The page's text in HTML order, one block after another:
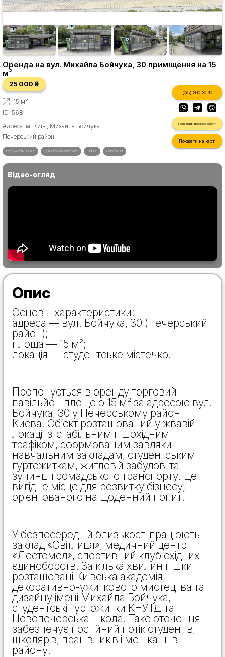
Оренда на вул. Михайла Бойчука, 30 приміщення на 15
м²
25 000 ₴
15 м²
ID: 568
Адреса: м. Київ , Михайла Бойчука
Печерський район
(067) 200-30-90
Повідомити про схожі об'єкти
Показати на карті
Потужність: 10 кВт Зупинковий комплекс 1 кімн. Поверх 1/1
Відео-огляд
Опис
Основні характеристики:
адреса — вул. Бойчука, 30 (Печерський
район);
площа — 15 м²;
локація — студентське містечко.
Пропонується в оренду торговий
павільйон площею 15 м² за адресою вул.
Бойчука, 30 у Печерському районі
Києва. Об’єкт розташований у жвавій
локації зі стабільним пішохідним
трафіком, сформованим завдяки
навчальним закладам, студентським
гуртожиткам, житловій забудові та
зупинці громадського транспорту. Це
вигідне місце для розвитку бізнесу,
орієнтованого на щоденний попит.
У безпосередній близькості працюють
заклад «Світлиця», медичний центр
«Достомед», спортивний клуб східних
єдиноборств. За кілька хвилин пішки
розташовані Київська академія
декоративно-ужиткового мистецтва та
дизайну імені Михайла Бойчука,
студентські гуртожитки КНУТД та
Новопечерська школа. Таке оточення
забезпечує постійний потік студентів,
школярів, працівників і мешканців
району.